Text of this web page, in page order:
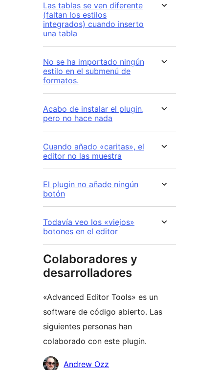
Las tablas se ven diferente
(faltan los estilos
integrados) cuando inserto
una tabla
No se ha importado ningún
estilo en el submenú de
formatos.
Acabo de instalar el plugin,
pero no hace nada
Cuando añado «caritas», el
editor no las muestra
El plugin no añade ningún
botón
Todavía veo los «viejos»
botones en el editor
Colaboradores y
desarrolladores
«Advanced Editor Tools» es un
software de código abierto. Las
siguientes personas han
colaborado con este plugin.
Colaboradores
Andrew Ozz